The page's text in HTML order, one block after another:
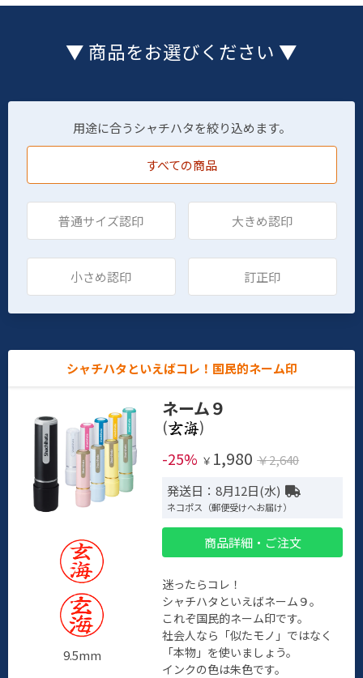
▼ 商品をお選びください ▼
用途に合うシャチハタを絞り込めます。
すべての商品
普通サイズ認印 大きめ認印
小さめ認印 訂正印
シャチハタといえばコレ！国民的ネーム印
9.5mm
ネーム９
(
)
-25% ￥ 1,980 ￥2,640
発送日：8月12日(水)
ネコポス（郵便受けへお届け）
商品詳細・ご注文
迷ったらコレ！
シャチハタといえばネーム９。
これぞ国民的ネーム印です。
社会人なら「似たモノ」ではなく
「本物」を使いましょう。
インクの色は朱色です。